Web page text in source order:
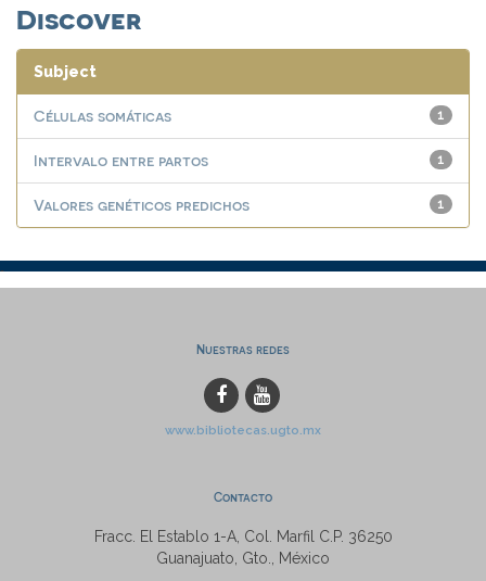
Discover
Subject
1
Células somáticas
1
Intervalo entre partos
1
Valores genéticos predichos
Nuestras redes
www.bibliotecas.ugto.mx
Contacto
Fracc. El Establo 1-A, Col. Marfil C.P. 36250
Guanajuato, Gto., México